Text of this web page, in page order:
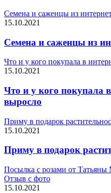
Семена и саженцы из
15.10.2021
Семена и саженцы из
Что и у кого покупала в
15.10.2021
Что и у кого покупала в
выросло
Приму в подарок
15.10.2021
Приму в подарок
Посылка с розами от Татьяны
Отзыв с фото
15.10.2021